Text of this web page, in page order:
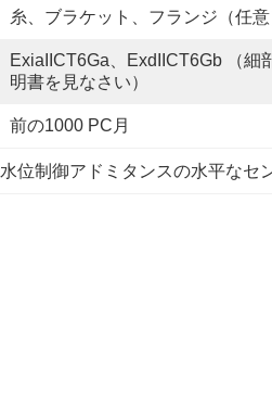
糸、ブラケット、フランジ（任意
ExiaIICT6Ga、ExdIICT6Gb （細
明書を見なさい）
前の1000 PC月
水位制御アドミタンスの水平なセ